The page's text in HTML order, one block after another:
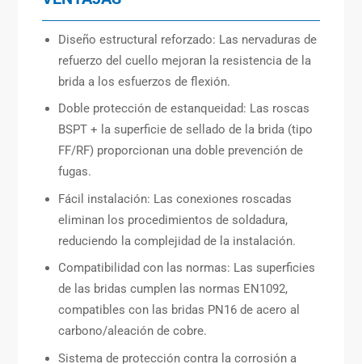
Diseño estructural reforzado: Las nervaduras de
refuerzo del cuello mejoran la resistencia de la
brida a los esfuerzos de flexión.
Doble protección de estanqueidad: Las roscas
BSPT + la superficie de sellado de la brida (tipo
FF/RF) proporcionan una doble prevención de
fugas.
Fácil instalación: Las conexiones roscadas
eliminan los procedimientos de soldadura,
reduciendo la complejidad de la instalación.
Compatibilidad con las normas: Las superficies
de las bridas cumplen las normas EN1092,
compatibles con las bridas PN16 de acero al
carbono/aleación de cobre.
Sistema de protección contra la corrosión a